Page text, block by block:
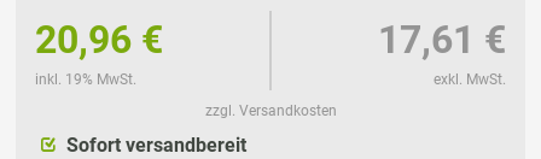
20,96 €
inkl. 19% MwSt.
17,61 €
exkl. MwSt.
zzgl. Versandkosten
Sofort versandbereit